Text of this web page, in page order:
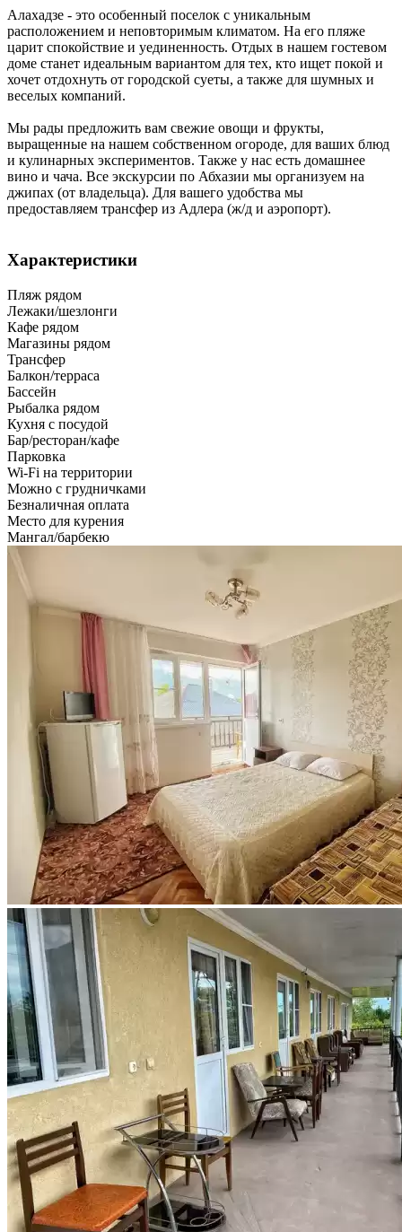
Алахадзе - это особенный поселок с уникальным
расположением и неповторимым климатом. На его пляже
царит спокойствие и уединенность. Отдых в нашем гостевом
доме станет идеальным вариантом для тех, кто ищет покой и
хочет отдохнуть от городской суеты, а также для шумных и
веселых компаний.
Мы рады предложить вам свежие овощи и фрукты,
выращенные на нашем собственном огороде, для ваших блюд
и кулинарных экспериментов. Также у нас есть домашнее
вино и чача. Все экскурсии по Абхазии мы организуем на
джипах (от владельца). Для вашего удобства мы
предоставляем трансфер из Адлера (ж/д и аэропорт).
Характеристики
Пляж рядом
Лежаки/шезлонги
Кафе рядом
Магазины рядом
Трансфер
Балкон/терраса
Бассейн
Рыбалка рядом
Кухня с посудой
Бар/ресторан/кафе
Парковка
Wi-Fi на территории
Можно с грудничками
Безналичная оплата
Место для курения
Мангал/барбекю